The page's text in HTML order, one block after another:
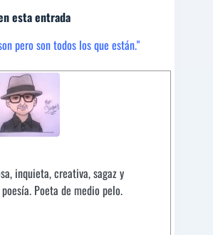
esta entrada
pero son todos los que están."
inquieta, creativa, sagaz y
Poeta de medio pelo.